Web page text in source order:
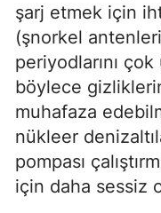
şarj etmek için
(şnorkel
periyodlarını
böylece
muhafaza
nükleer
pompası
için daha sessiz